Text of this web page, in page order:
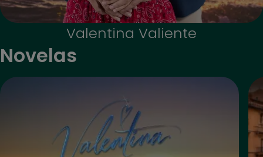
Valentina Valiente
Novelas